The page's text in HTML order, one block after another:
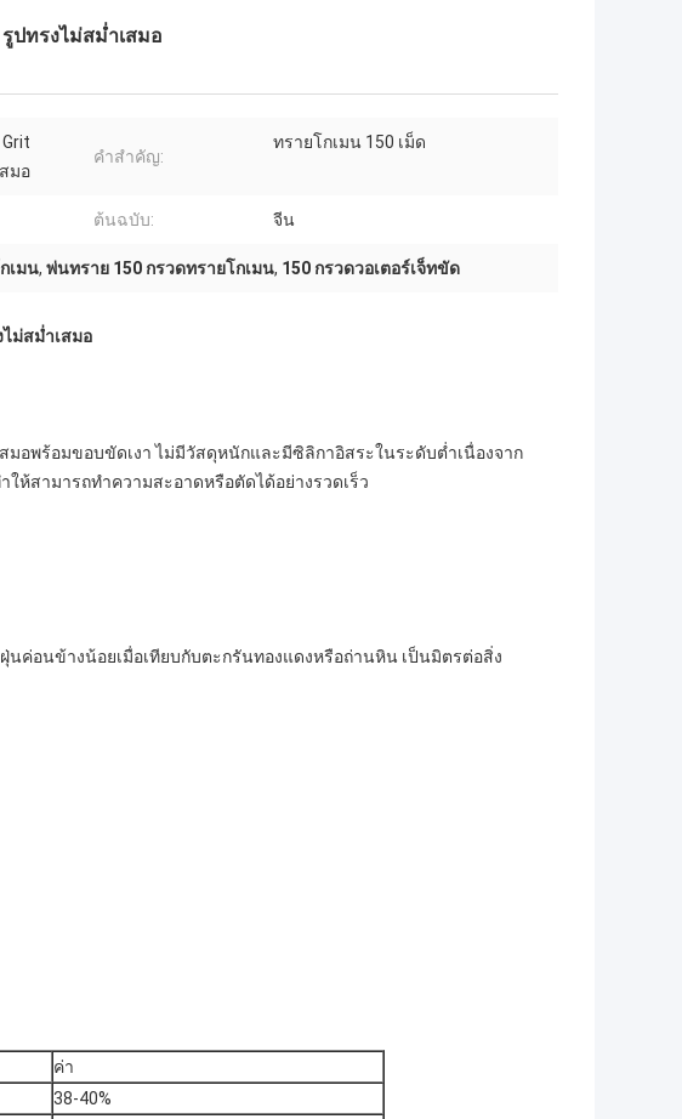
ปทรงไม่สม่ำเสมอ
มอ
คำสำคัญ:
ทรายโกเมน 150 เม็ด
ต้นฉบับ: จีน
เมน, พ่นทราย 150 กรวดทรายโกเมน, 150 กรวดวอเตอร์เจ็ทขัด
ม่สม่ำเสมอ
อพร้อมขอบขัดเงา ไม่มีวัสดุหนักและมีซิลิกาอิสระในระดับต่ำเนื่องจาก
ห้สามารถทำความสะอาดหรือตัดได้อย่างรวดเร็ว
นค่อนข้างน้อยเมื่อเทียบกับตะกรันทองแดงหรือถ่านหิน เป็นมิตรต่อสิ่ง
ค่า
38-40%